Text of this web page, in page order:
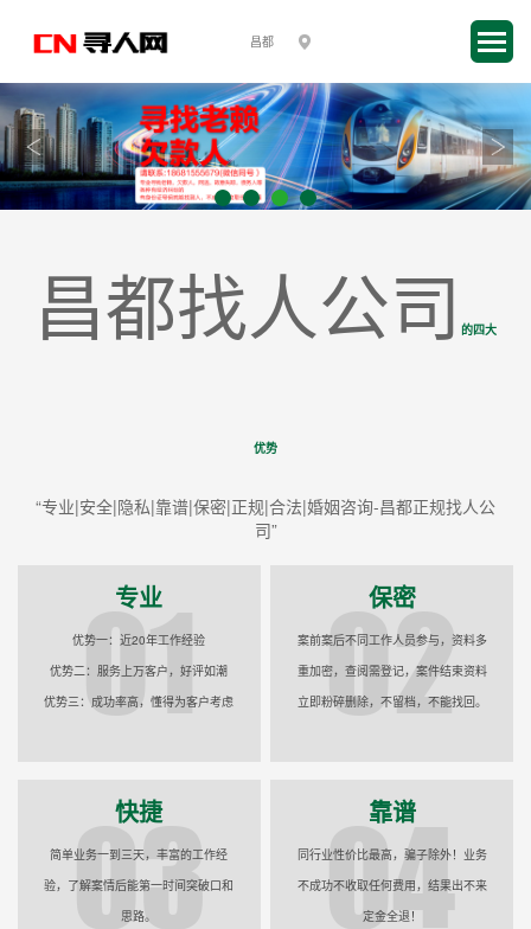
昌都找人公司 的四大
优势
“专业|安全|隐私|靠谱|保密|正规|合法|婚姻咨询-昌都正规找人公
司”
专业
优势一：近20年工作经验
优势二：服务上万客户，好评如潮
优势三：成功率高，懂得为客户考虑
保密
案前案后不同工作人员参与，资料多
重加密，查阅需登记，案件结束资料
立即粉碎删除，不留档，不能找回。
快捷
简单业务一到三天，丰富的工作经
验，了解案情后能第一时间突破口和
思路。
靠谱
同行业性价比最高，骗子除外！业务
不成功不收取任何费用，结果出不来
定金全退！